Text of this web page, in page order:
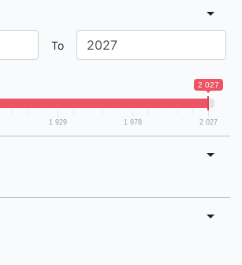
To
2 027
1 929 1 978 2 027